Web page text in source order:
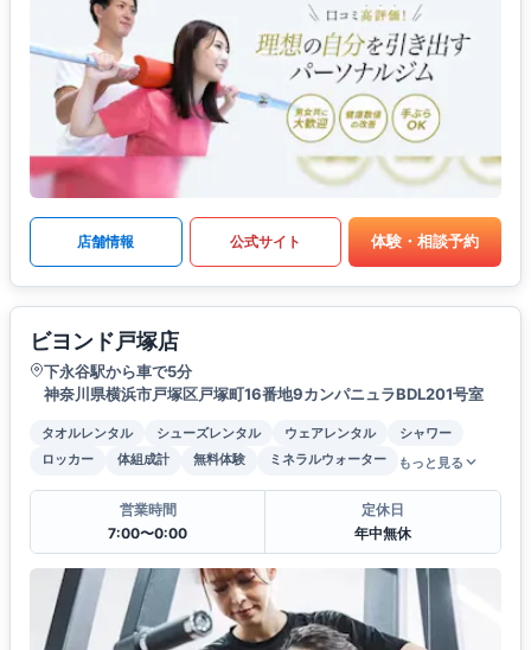
店舗情報 公式サイト 体験・相談予約
ビヨンド戸塚店
下永谷駅から車で5分
神奈川県横浜市戸塚区戸塚町16番地9カンパニュラBDL201号室
タオルレンタル シューズレンタル ウェアレンタル
シャワー
ロッカー
体組成計 無料体験 ミネラルウォーター もっと見る
営業時間
7:00〜0:00
定休日
年中無休